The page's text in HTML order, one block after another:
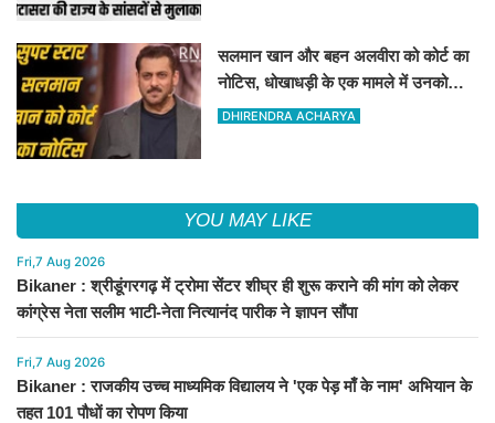
सलमान खान और बहन अलवीरा को कोर्ट का
नोटिस, धोखाधड़ी के एक मामले में उनको
नोटिस जारी किया गया है
DHIRENDRA ACHARYA
YOU MAY LIKE
Fri,7 Aug 2026
Bikaner : श्रीडूंगरगढ़ में ट्रोमा सेंटर शीघ्र ही शुरू कराने की मांग को लेकर
कांग्रेस नेता सलीम भाटी-नेता नित्यानंद पारीक ने ज्ञापन सौंपा
Fri,7 Aug 2026
Bikaner : राजकीय उच्च माध्यमिक विद्यालय ने 'एक पेड़ माँ के नाम' अभियान के
तहत 101 पौधों का रोपण किया